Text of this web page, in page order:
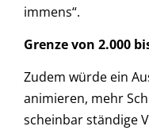
immens“.
Grenze von 2.000
Zudem würde ein
animieren, mehr
scheinbar ständige